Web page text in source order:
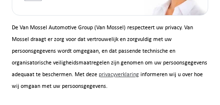
De Van Mossel Automotive Group (Van Mossel) respecteert uw privacy. Van
Mossel draagt er zorg voor dat vertrouwelijk en zorgvuldig met uw
persoonsgegevens wordt omgegaan, en dat passende technische en
organisatorische veiligheidsmaatregelen zijn genomen om uw persoonsgegevens
adequaat te beschermen. Met deze privacyverklaringinformeren wij u over hoe
wij omgaan met uw persoonsgegevens.